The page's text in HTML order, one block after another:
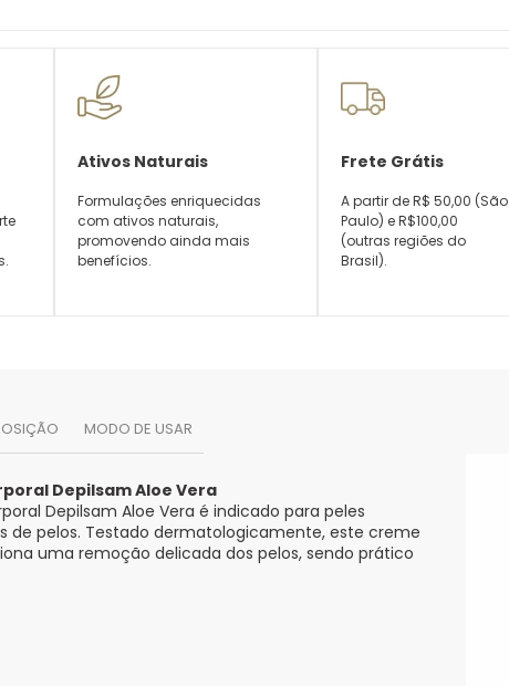
Ativos Naturais
Formulações enriquecidas
com ativos naturais,
promovendo ainda mais
benefícios.
Frete Grátis
A partir de R$ 50,00 (São
Paulo) e R$100,00
(outras regiões do
Brasil).
MODO DE USAR
Depilsam Aloe Vera
Depilsam Aloe Vera é indicado para peles
de pelos. Testado dermatologicamente, este creme
uma remoção delicada dos pelos, sendo prático